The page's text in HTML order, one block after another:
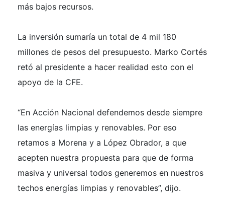
más bajos recursos.
La inversión sumaría un total de 4 mil 180
millones de pesos del presupuesto. Marko Cortés
retó al presidente a hacer realidad esto con el
apoyo de la CFE.
“En Acción Nacional defendemos desde siempre
las energías limpias y renovables. Por eso
retamos a Morena y a López Obrador, a que
acepten nuestra propuesta para que de forma
masiva y universal todos generemos en nuestros
techos energías limpias y renovables”, dijo.